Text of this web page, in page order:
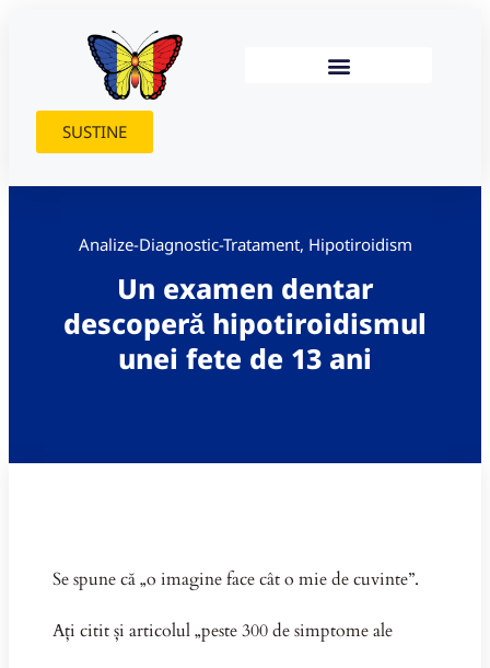
SUSTINE
Analize-Diagnostic-Tratament, Hipotiroidism
Un examen dentar
descoperă hipotiroidismul
unei fete de 13 ani
Se spune că „o imagine face cât o mie de cuvinte”.
Ați citit și articolul „peste 300 de simptome ale